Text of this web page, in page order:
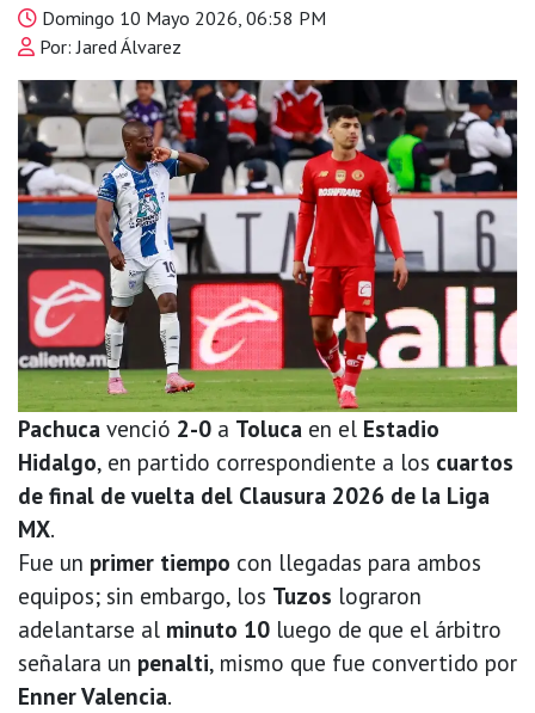
Domingo 10 Mayo 2026, 06:58 PM
Por: Jared Álvarez
Pachuca venció 2-0 a Toluca en el Estadio
Hidalgo, en partido correspondiente a los cuartos
de final de vuelta del Clausura 2026 de la Liga
MX.
Fue un primer tiempo con llegadas para ambos
equipos; sin embargo, los Tuzos lograron
adelantarse al minuto 10 luego de que el árbitro
señalara un penalti, mismo que fue convertido por
Enner Valencia.